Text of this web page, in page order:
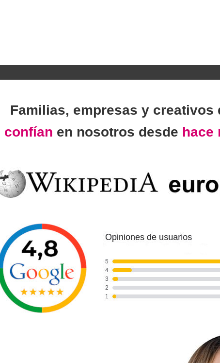
Familias, empresas y creativos
confían en nosotros desde hace